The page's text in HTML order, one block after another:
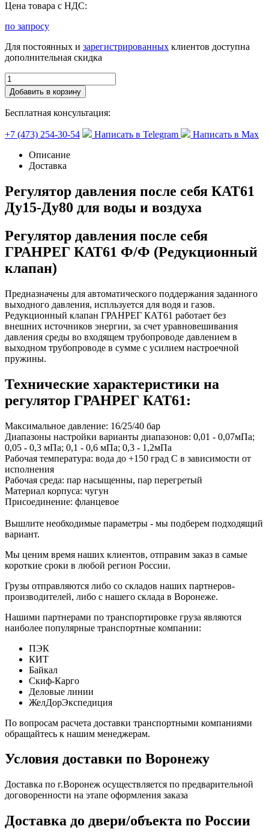
Цена товара с НДС:
по запросу
Для постоянных и зарегистрированных клиентов доступна
дополнительная скидка
Добавить в корзину
Бесплатная консультация:
+7 (473) 254-30-54 Написать в Telegram
Написать в Max
Описание
Доставка
Регулятор давления после себя КАТ61
Ду15-Ду80 для воды и воздуха
Регулятор давления после себя
ГРАНРЕГ КАТ61 Ф/Ф (Редукционный
клапан)
Предназначены для автоматического поддержания заданного
выходного давления, испльзуется для водя и газов.
Редукционный клапан ГРАНРЕГ КАТ61 работает без
внешних источников энергии, за счет уравновешивания
давления среды во входящем трубопроводе давлением в
выходном трубопроводе в сумме с усилием настроечной
пружины.
Технические характеристики на
регулятор ГРАНРЕГ КАТ61:
Максимальное давление: 16/25/40 бар
Диапазоны настройки варианты диапазонов: 0,01 - 0,07мПа;
0,05 - 0,3 мПа; 0,1 - 0,6 мПа; 0,3 - 1,2мПа
Рабочая температура: вода до +150 град С в зависимости от
исполнения
Рабочая среда: пар насыщенны, пар перегретый
Материал корпуса: чугун
Присоединение: фланцевое
Вышлите необходимые параметры - мы подберем подходящий
вариант.
Мы ценим время наших клиентов, отправим заказ в самые
короткие сроки в любой регион России.
Грузы отправляются либо со складов наших партнеров-
производителей, либо с нашего склада в Воронеже.
Нашими партнерами по транспортировке груза являются
наиболее популярные транспортные компании:
ПЭК
КИТ
Байкал
Скиф-Карго
Деловые линии
ЖелДорЭкспедиция
По вопросам расчета доставки транспортными компаниями
обращайтесь к нашим менеджерам.
Условия доставки по Воронежу
Доставка по г.Воронеж осуществляется по предварительной
договоренности на этапе оформления заказа
Доставка до двери/объекта по России